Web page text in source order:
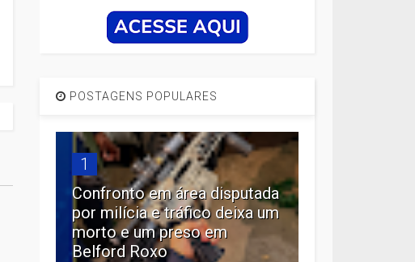
POSTAGENS POPULARES
1
Confronto em área disputada
por milícia e tráfico deixa um
morto e um preso em
Belford Roxo